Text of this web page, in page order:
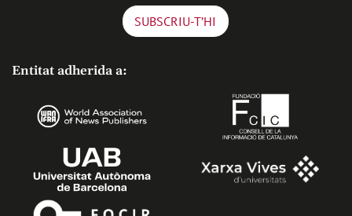
Entitat adherida a: